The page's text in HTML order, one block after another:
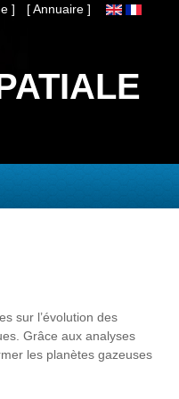
] [ Annuaire ]
sur l’évolution des
Grâce aux analyses
les planètes gazeuses